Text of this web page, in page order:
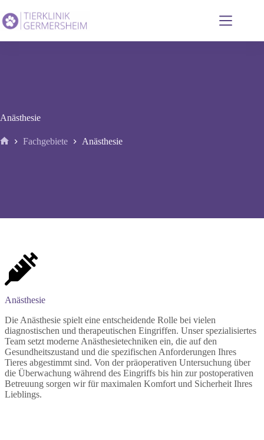
Inhalt
springen
Anästhesie
Fachgebiete Anästhesie
Anästhesie
Die Anästhesie spielt eine entscheidende Rolle bei vielen
diagnostischen und therapeutischen Eingriffen. Unser spezialisiertes
Team setzt moderne Anästhesietechniken ein, die auf den
Gesundheitszustand und die spezifischen Anforderungen Ihres
Tieres abgestimmt sind. Von der präoperativen Untersuchung über
die Überwachung während des Eingriffs bis hin zur postoperativen
Betreuung sorgen wir für maximalen Komfort und Sicherheit Ihres
Lieblings.